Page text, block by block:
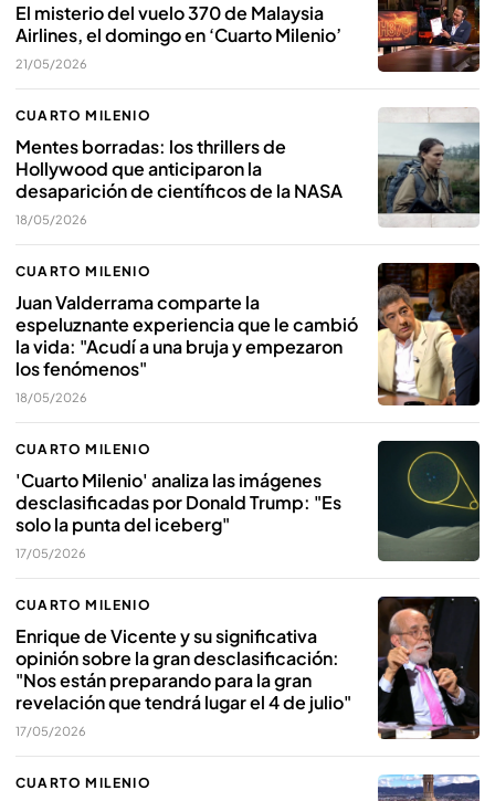
El misterio del vuelo 370 de Malaysia
Airlines, el domingo en ‘Cuarto Milenio’
21/05/2026
CUARTO MILENIO
Mentes borradas: los thrillers de
Hollywood que anticiparon la
desaparición de científicos de la NASA
18/05/2026
CUARTO MILENIO
Juan Valderrama comparte la
espeluznante experiencia que le cambió
la vida: "Acudí a una bruja y empezaron
los fenómenos"
18/05/2026
CUARTO MILENIO
'Cuarto Milenio' analiza las imágenes
desclasificadas por Donald Trump: "Es
solo la punta del iceberg"
17/05/2026
CUARTO MILENIO
Enrique de Vicente y su significativa
opinión sobre la gran desclasificación:
"Nos están preparando para la gran
revelación que tendrá lugar el 4 de julio"
17/05/2026
CUARTO MILENIO